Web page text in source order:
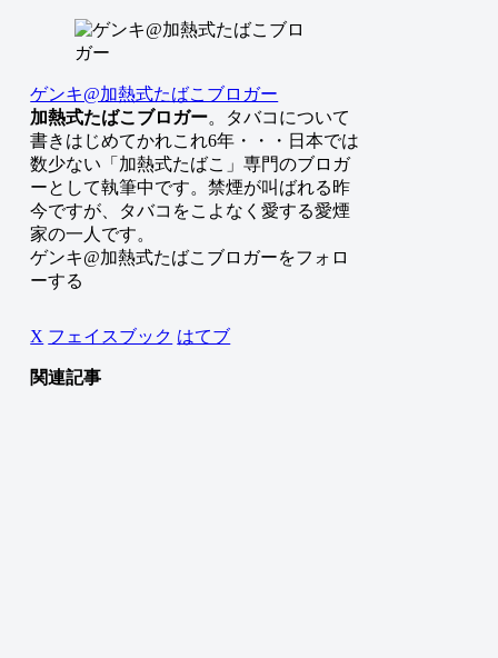
ゲンキ@加熱式たばこブロガー
加熱式たばこブロガー。タバコについて
書きはじめてかれこれ6年・・・日本では
数少ない「加熱式たばこ」専門のブロガ
ーとして執筆中です。禁煙が叫ばれる昨
今ですが、タバコをこよなく愛する愛煙
家の一人です。
ゲンキ@加熱式たばこブロガーをフォロ
ーする
X フェイスブック はてブ
関連記事